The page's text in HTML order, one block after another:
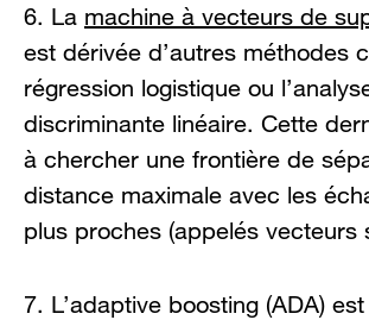
6. La machine à vecteurs de
est dérivée d’autres méthodes
régression logistique ou
discriminante linéaire. Cette
à chercher une frontière de
distance maximale avec les
plus proches (appelés vecteurs
7. L’adaptive boosting (ADA)